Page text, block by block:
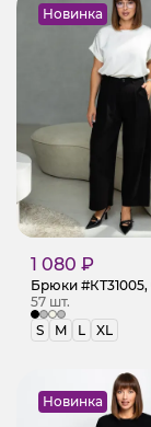
Новинка
1 080 ₽
Брюки
57 шт.
S
M L XL
Новинка